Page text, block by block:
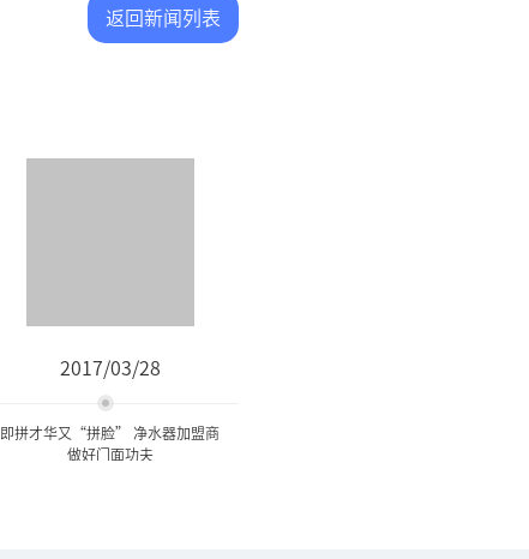
返回新闻列表
2017/03/28
即拼才华又“拼脸” 净水器加盟商
做好门面功夫